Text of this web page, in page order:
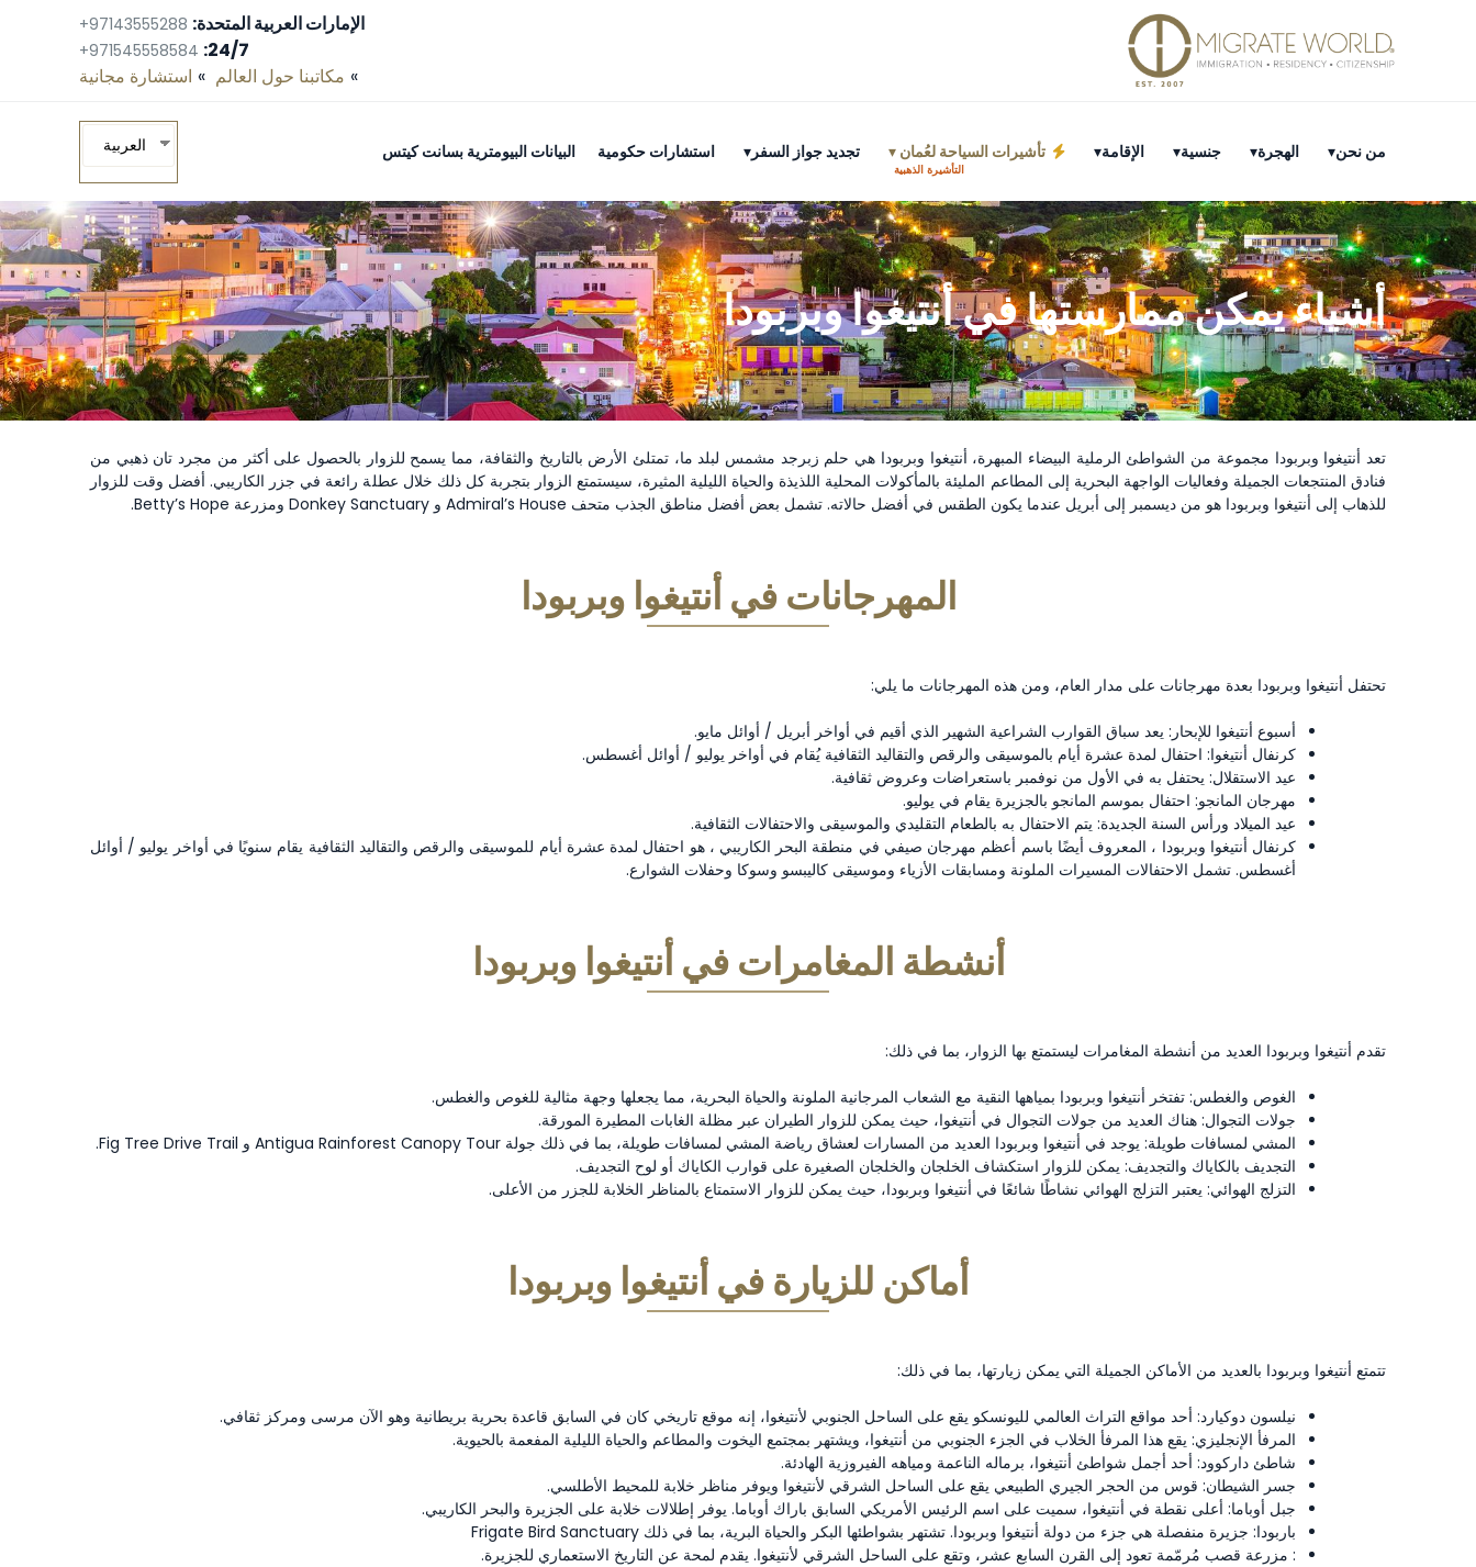
الإمارات العربية المتحدة: +97143555288
24/7:
+971545558584
مكاتبنا حول العالم استشارة مجانية‎
من نحن الهجرة جنسية الإقامة تأشيرات السياحة لعُمان
التأشيرة الذهبية
تجديد جواز السفر استشارات حكومية البيانات البيومترية بسانت كيتس العربية
أشياء يمكن ممارستها في أنتيغوا وبربودا
تعد أنتيغوا وبربودا مجموعة من الشواطئ الرملية البيضاء المبهرة، أنتيغوا وبربودا هي حلم زبرجد مشمس لبلد ما، تمتلئ الأرض بالتاريخ والثقافة، مما يسمح للزوار بالحصول على أكثر من مجرد تان ذهبي من
فنادق المنتجعات الجميلة وفعاليات الواجهة البحرية إلى المطاعم المليئة بالمأكولات المحلية اللذيذة والحياة الليلية المثيرة، سيستمتع الزوار بتجربة كل ذلك خلال عطلة رائعة في جزر الكاريبي. أفضل وقت للزوار
للذهاب إلى أنتيغوا وبربودا هو من ديسمبر إلى أبريل عندما يكون الطقس في أفضل حالاته. تشمل بعض أفضل مناطق الجذب متحف Admiral’s House و Donkey Sanctuary ومزرعة Betty’s Hope.
المهرجانات في أنتيغوا وبربودا
تحتفل أنتيغوا وبربودا بعدة مهرجانات على مدار العام، ومن هذه المهرجانات ما يلي:
أسبوع أنتيغوا للإبحار: يعد سباق القوارب الشراعية الشهير الذي أقيم في أواخر أبريل / أوائل مايو.
كرنفال أنتيغوا: احتفال لمدة عشرة أيام بالموسيقى والرقص والتقاليد الثقافية يُقام في أواخر يوليو / أوائل أغسطس.
عيد الاستقلال: يحتفل به في الأول من نوفمبر باستعراضات وعروض ثقافية.
مهرجان المانجو: احتفال بموسم المانجو بالجزيرة يقام في يوليو.
عيد الميلاد ورأس السنة الجديدة: يتم الاحتفال به بالطعام التقليدي والموسيقى والاحتفالات الثقافية.
كرنفال أنتيغوا وبربودا ، المعروف أيضًا باسم أعظم مهرجان صيفي في منطقة البحر الكاريبي ، هو احتفال لمدة عشرة أيام للموسيقى والرقص والتقاليد الثقافية يقام سنويًا في أواخر يوليو / أوائل
أغسطس. تشمل الاحتفالات المسيرات الملونة ومسابقات الأزياء وموسيقى كاليبسو وسوكا وحفلات الشوارع.
أنشطة المغامرات في أنتيغوا وبربودا
تقدم أنتيغوا وبربودا العديد من أنشطة المغامرات ليستمتع بها الزوار، بما في ذلك:
الغوص والغطس: تفتخر أنتيغوا وبربودا بمياهها النقية مع الشعاب المرجانية الملونة والحياة البحرية، مما يجعلها وجهة مثالية للغوص والغطس.
جولات التجوال: هناك العديد من جولات التجوال في أنتيغوا، حيث يمكن للزوار الطيران عبر مظلة الغابات المطيرة المورقة.
المشي لمسافات طويلة: يوجد في أنتيغوا وبربودا العديد من المسارات لعشاق رياضة المشي لمسافات طويلة، بما في ذلك جولة Antigua Rainforest Canopy Tour و Fig Tree Drive Trail.
التجديف بالكاياك والتجديف: يمكن للزوار استكشاف الخلجان والخلجان الصغيرة على قوارب الكاياك أو لوح التجديف.
التزلج الهوائي: يعتبر التزلج الهوائي نشاطًا شائعًا في أنتيغوا وبربودا، حيث يمكن للزوار الاستمتاع بالمناظر الخلابة للجزر من الأعلى.
أماكن للزيارة في أنتيغوا وبربودا
تتمتع أنتيغوا وبربودا بالعديد من الأماكن الجميلة التي يمكن زيارتها، بما في ذلك:
نيلسون دوكيارد: أحد مواقع التراث العالمي لليونسكو يقع على الساحل الجنوبي لأنتيغوا، إنه موقع تاريخي كان في السابق قاعدة بحرية بريطانية وهو الآن مرسى ومركز ثقافي.
المرفأ الإنجليزي: يقع هذا المرفأ الخلاب في الجزء الجنوبي من أنتيغوا، ويشتهر بمجتمع اليخوت والمطاعم والحياة الليلية المفعمة بالحيوية.
شاطئ داركوود: أحد أجمل شواطئ أنتيغوا، برماله الناعمة ومياهه الفيروزية الهادئة.
جسر الشيطان: قوس من الحجر الجيري الطبيعي يقع على الساحل الشرقي لأنتيغوا ويوفر مناظر خلابة للمحيط الأطلسي.
جبل أوباما: أعلى نقطة في أنتيغوا، سميت على اسم الرئيس الأمريكي السابق باراك أوباما. يوفر إطلالات خلابة على الجزيرة والبحر الكاريبي.
باربودا: جزيرة منفصلة هي جزء من دولة أنتيغوا وبربودا. تشتهر بشواطئها البكر والحياة البرية، بما في ذلك Frigate Bird Sanctuary
: مزرعة قصب مُرمّمة تعود إلى القرن السابع عشر، وتقع على الساحل الشرقي لأنتيغوا. يقدم لمحة عن التاريخ الاستعماري للجزيرة.